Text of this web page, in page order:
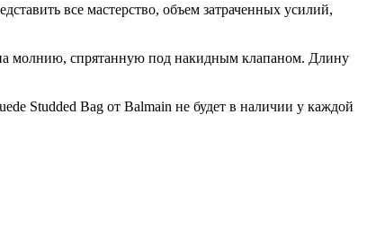
все мастерство, объем затраченных усилий,
на молнию, спрятанную под накидным клапаном. Длину
Studded Bag от Balmain не будет в наличии у каждой